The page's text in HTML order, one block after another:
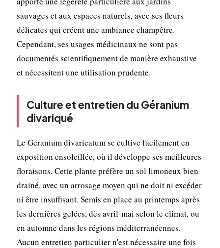
sauvages et aux espaces naturels, avec ses fleurs
délicates qui créent une ambiance champêtre.
Cependant, ses usages médicinaux ne sont pas
documentés scientifiquement de manière exhaustive
et nécessitent une utilisation prudente.
Culture et entretien du Géranium
divariqué
Le Geranium divaricatum se cultive facilement en
exposition ensoleillée, où il développe ses meilleures
floraisons. Cette plante préfère un sol limoneux bien
drainé, avec un arrosage moyen qui ne doit ni excéder
ni être insuffisant. Semis en place au printemps après
les dernières gelées, dès avril-mai selon le climat, ou
en automne dans les régions méditerranéennes.
Aucun entretien particulier n'est nécessaire une fois